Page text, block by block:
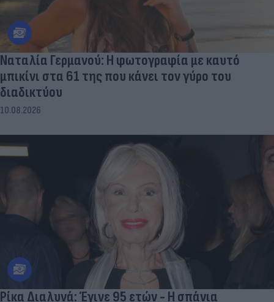
Ναταλία Γερμανού: Η φωτογραφία με καυτό
μπικίνι στα 61 της που κάνει τον γύρο του
διαδικτύου
10.08.2026
Ρίκα Διαλυνά: Έγινε 95 ετών - Η σπάνια